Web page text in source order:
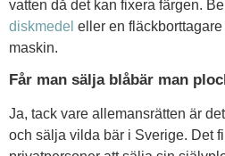
vatten då det kan fixera färgen.
diskmedel eller en
maskin.
Får man sälja blåbär man
Ja, tack vare allemansrätten är
och sälja vilda bär i Sverige. Det